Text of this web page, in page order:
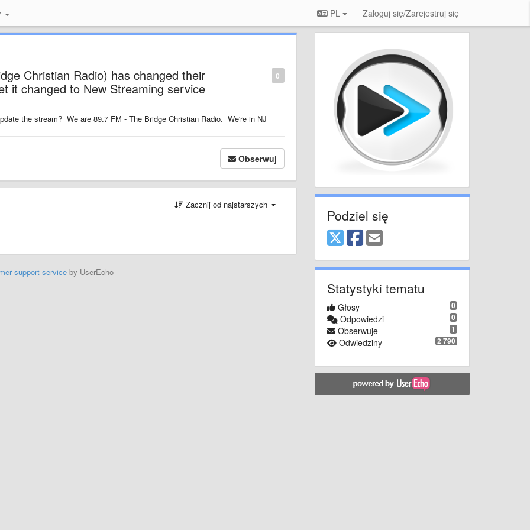
PL Zaloguj się/Zarejestruj się
0
Christian Radio) has changed their
it changed to New Streaming service
the stream? We are 89.7 FM - The Bridge Christian Radio. We're in NJ
Obserwuj
Zacznij od najstarszych
support serviceby UserEcho
Podziel się
Statystyki tematu
0
Głosy
0
Odpowiedzi
1
Obserwuje
2 790
Odwiedziny